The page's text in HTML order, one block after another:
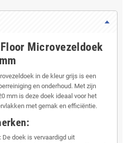
Microvezeldoek
in de kleur grijs is een
en onderhoud. Met zijn
mm is deze doek ideaal voor het
met gemak en efficiëntie.
De doek is vervaardigd uit